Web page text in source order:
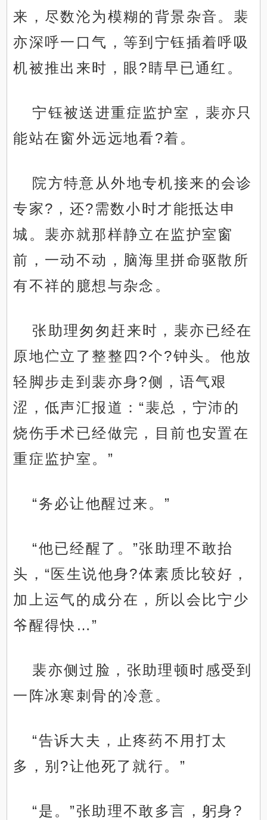
来，尽数沦为模糊的背景杂音。裴
亦深呼一口气，等到宁钰插着呼吸
机被推出来时，眼?睛早已通红。
宁钰被送进重症监护室，裴亦只
能站在窗外远远地看?着。
院方特意从外地专机接来的会诊
专家?，还?需数小时才能抵达申
城。裴亦就那样静立在监护室窗
前，一动不动，脑海里拼命驱散所
有不祥的臆想与杂念。
张助理匆匆赶来时，裴亦已经在
原地伫立了整整四?个?钟头。他放
轻脚步走到裴亦身?侧，语气艰
涩，低声汇报道：“裴总，宁沛的
烧伤手术已经做完，目前也安置在
重症监护室。”
“务必让他醒过来。”
“他已经醒了。”张助理不敢抬
头，“医生说他身?体素质比较好，
加上运气的成分在，所以会比宁少
爷醒得快…”
裴亦侧过脸，张助理顿时感受到
一阵冰寒刺骨的冷意。
“告诉大夫，止疼药不用打太
多，别?让他死了就行。”
“是。”张助理不敢多言，躬身?